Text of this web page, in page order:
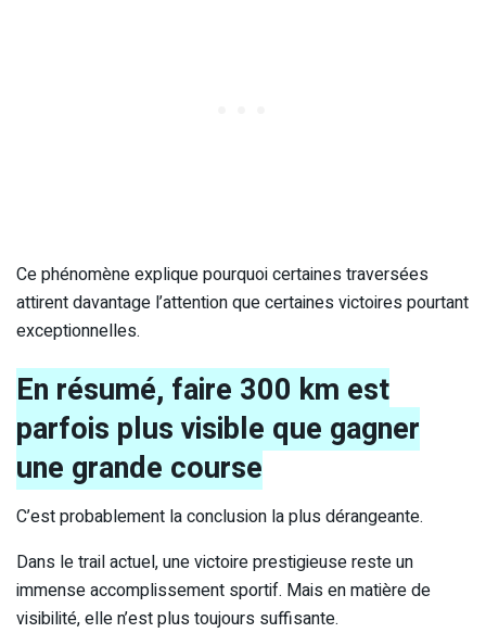
Ce phénomène explique pourquoi certaines traversées
attirent davantage l’attention que certaines victoires pourtant
exceptionnelles.
En résumé, faire 300 km est
parfois plus visible que gagner
une grande course
C’est probablement la conclusion la plus dérangeante.
Dans le trail actuel, une victoire prestigieuse reste un
immense accomplissement sportif. Mais en matière de
visibilité, elle n’est plus toujours suffisante.